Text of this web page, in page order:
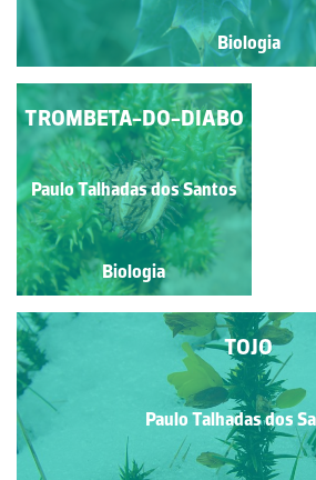
Biologia
BACILA; FUNCHO-DO-
MAR; FUNCHO-
MARINHO; FUNCHO-
MARÍTIMO;
PERREXIL-DO-MAR
Paulo Talhadas dos Santos
Biologia
TOJO
Paulo Talhadas dos
TROMBETA-DO-DIABO
Paulo Talhadas dos Santos
Biologia